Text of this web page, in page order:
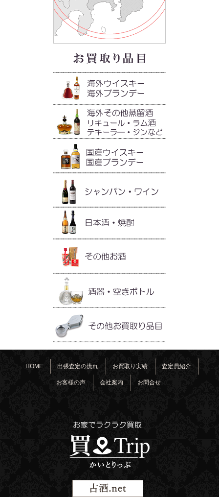
HOME 出張査定の流れ お買取り実績 査定員紹介
お客様の声 会社案内 お問合せ